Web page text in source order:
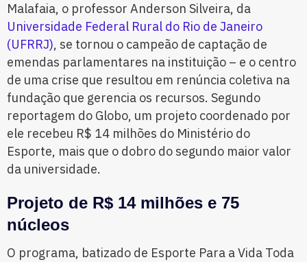
Malafaia, o professor Anderson Silveira, da
Universidade Federal Rural do Rio de Janeiro
(UFRRJ), se tornou o campeão de captação de
emendas parlamentares na instituição – e o centro
de uma crise que resultou em renúncia coletiva na
fundação que gerencia os recursos. Segundo
reportagem do Globo, um projeto coordenado por
ele recebeu R$ 14 milhões do Ministério do
Esporte, mais que o dobro do segundo maior valor
da universidade.
Projeto de R$ 14 milhões e 75
núcleos
O programa, batizado de Esporte Para a Vida Toda